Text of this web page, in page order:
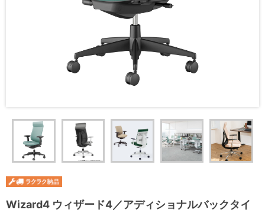
Wizard4 ウィザード4／アディショナルバックタイ